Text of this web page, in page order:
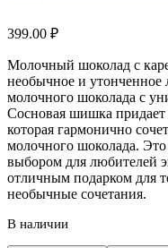
399.00 ₽
Молочный шоколад с
необычное и утонченное
молочного шоколада с
Сосновая шишка
которая гармонично
молочного шоколада.
выбором для любителей
отличным подарком для
необычные сочетания.
В наличии